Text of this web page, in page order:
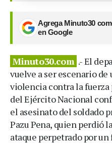
Agrega Minuto30
en Google
Minuto30.com .- El
vuelve a ser escenario
violencia contra la fuerza
del Ejército Nacional
el asesinato del soldado
Pazu Pena, quien perdió
ataque perpetrado por